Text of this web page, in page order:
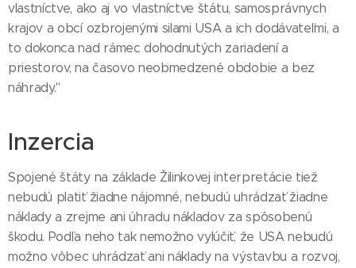
vlastníctve, ako aj vo vlastníctve štátu, samosprávnych
krajov a obcí ozbrojenými silami USA a ich dodávateľmi, a
to dokonca nad rámec dohodnutých zariadení a
priestorov, na časovo neobmedzené obdobie a bez
náhrady."
Inzercia
Spojené štáty na základe Žilinkovej interpretácie tiež
nebudú platiť žiadne nájomné, nebudú uhrádzať žiadne
náklady a zrejme ani úhradu nákladov za spôsobenú
škodu. Podľa neho tak nemožno vylúčiť, že USA nebudú
možno vôbec uhrádzať ani náklady na výstavbu a rozvoj,